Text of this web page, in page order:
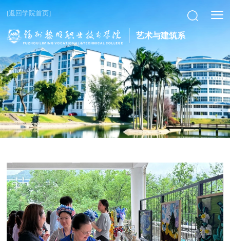
[返回学院首页]
艺术与建筑系